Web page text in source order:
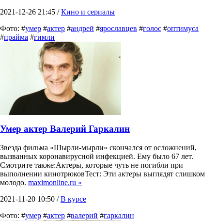
2021-12-26 21:45 /Кино и сериалы
Фото: #умер #актер #андрей #ярославцев #голос #оптимуса
#прайма #гимли
Умер актер Валерий Гаркалин
Звезда фильма «Шырли-мырли» скончался от осложнений,
вызванных коронавирусной инфекцией. Ему было 67 лет.
Смотрите также:Актеры, которые чуть не погибли при
выполнении кинотрюковТест: Эти актеры выглядят слишком
молодо. maximonline.ru »
2021-11-20 10:50 /В курсе
Фото: #умер #актер #валерий #гаркалин